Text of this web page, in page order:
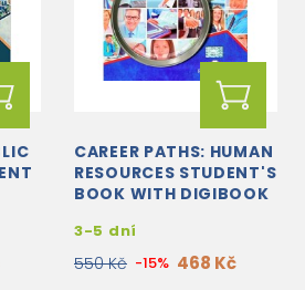
CAREER PATHS: HUMAN
RESOURCES STUDENT'S
BOOK WITH DIGIBOOK
3-5 dní
550 Kč -15% 468 Kč